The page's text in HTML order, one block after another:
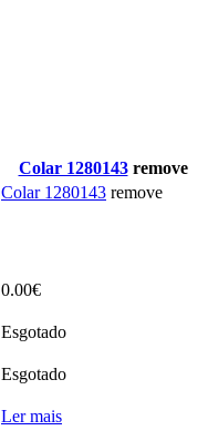
Colar 1280143 remove
Colar 1280143 remove
0.00€
Esgotado
Esgotado
Ler mais